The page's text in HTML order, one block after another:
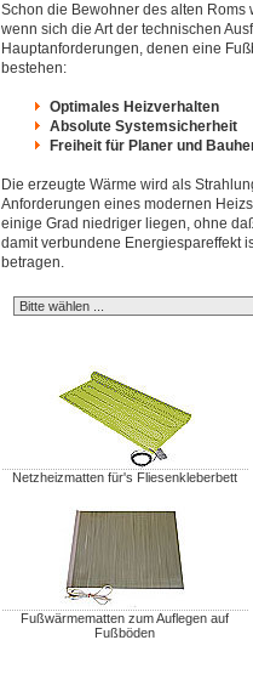
Schon die Bewohner des alten Roms
wenn sich die Art der technischen
Hauptanforderungen, denen eine
bestehen:
Optimales Heizverhalten
Absolute Systemsicherheit
Freiheit für Planer und
Die erzeugte Wärme wird als
Anforderungen eines modernen
einige Grad niedriger liegen, ohne
damit verbundene Energiespareffekt
betragen.
Netzheizmatten für's Fliesenkleberbett
Fußwärmematten zum Auflegen auf
Fußböden